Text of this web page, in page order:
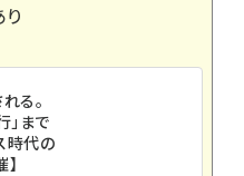
る。
」まで
時代の